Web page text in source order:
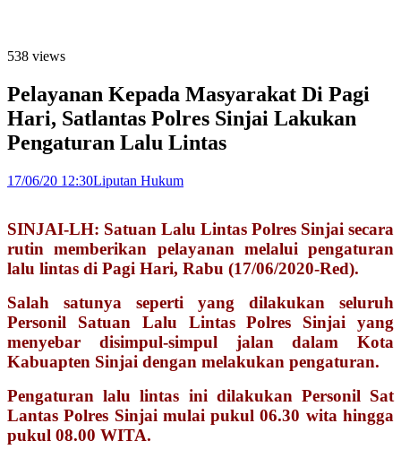
538 views
Pelayanan Kepada Masyarakat Di Pagi
Hari, Satlantas Polres Sinjai Lakukan
Pengaturan Lalu Lintas
17/06/20 12:30Liputan Hukum
SINJAI-LH: Satuan Lalu Lintas Polres Sinjai secara
rutin memberikan pelayanan melalui pengaturan
lalu lintas di Pagi Hari, Rabu (17/06/2020-Red).
Salah satunya seperti yang dilakukan seluruh
Personil Satuan Lalu Lintas Polres Sinjai yang
menyebar disimpul-simpul jalan dalam Kota
Kabuapten Sinjai dengan melakukan pengaturan.
Pengaturan lalu lintas ini dilakukan Personil Sat
Lantas Polres Sinjai mulai pukul 06.30 wita hingga
pukul 08.00 WITA.